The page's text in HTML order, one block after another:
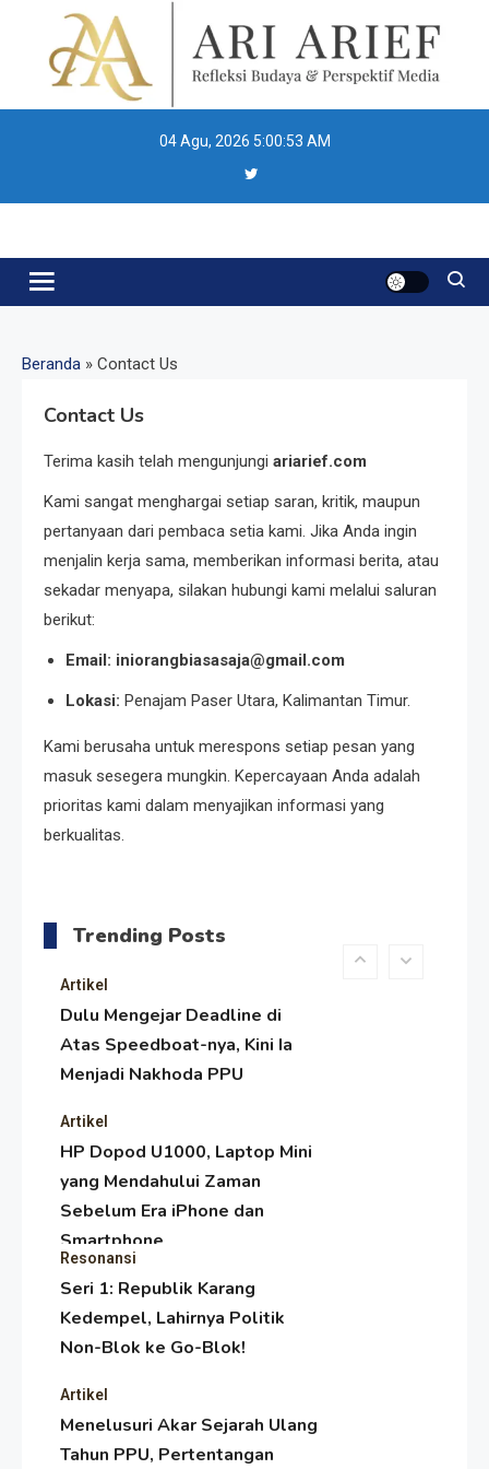
content
04 Agu, 2026 5:00:53 AM
Ari Arief
Beranda » Contact Us
Contact Us
Terima kasih telah mengunjungi ariarief.com
Kami sangat menghargai setiap saran, kritik, maupun
pertanyaan dari pembaca setia kami. Jika Anda ingin
menjalin kerja sama, memberikan informasi berita, atau
sekadar menyapa, silakan hubungi kami melalui saluran
berikut:
Email: iniorangbiasasaja@gmail.com
Lokasi: Penajam Paser Utara, Kalimantan Timur.
Kami berusaha untuk merespons setiap pesan yang
masuk sesegera mungkin. Kepercayaan Anda adalah
prioritas kami dalam menyajikan informasi yang
berkualitas.
Trending Posts
Seri 1: Republik Karang
Kedempel, Lahirnya Politik
Non-Blok ke Go-Blok!
Artikel
Menelusuri Akar Sejarah Ulang
Bulan Peringatan vs
Pengesahan UU 7/2002
Resonansi
Satire Politik Karang
Kedempel: Saat Presiden
Gareng Lebih Sibuk Orasi
daripada Urus Nasi
Paser Melawan Arus Zaman
Artikel
Dulu Mengejar Deadline di
Atas Speedboat-nya, Kini Ia
Menjadi Nakhoda PPU
Artikel
HP Dopod U1000, Laptop Mini
yang Mendahului Zaman
Sebelum Era iPhone dan
Smartphone
Resonansi
Seri 1: Republik Karang
Kedempel, Lahirnya Politik
Non-Blok ke Go-Blok!
Artikel
Menelusuri Akar Sejarah Ulang
Tahun PPU, Pertentangan